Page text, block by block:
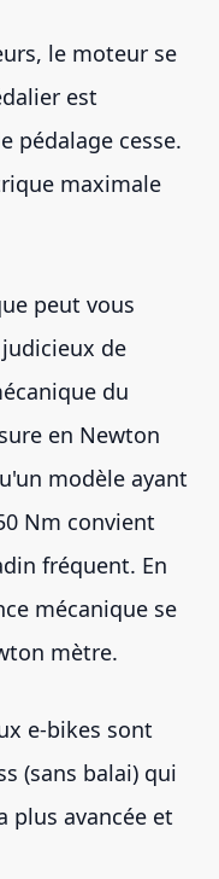
le moteur se
est
pédalage cesse.
maximale
peut vous
de
du
en Newton
modèle ayant
Nm convient
fréquent. En
mécanique se
mètre.
e-bikes sont
(sans balai) qui
plus avancée et